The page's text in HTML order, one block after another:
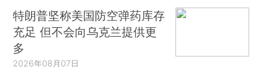
特朗普坚称美国防空弹药库存
充足 但不会向乌克兰提供更
多
2026年08月07日